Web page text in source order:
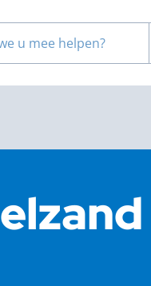
u mee helpen?